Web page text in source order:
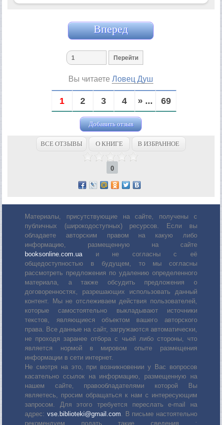
Вперед
Вы читаетеЛовец Душ
1 2 3 4 » ... 69
Добавить отзыв
ВСЕ ОТЗЫВЫ О КНИГЕ В ИЗБРАННОЕ
0
Материалы, присутствующие на сайте, получены с
публичных (широкодоступных) ресурсов. Если вы
обладаете авторским правом на какую либо
информацию, размещенную на сайте
booksonline.com.uaи не согласны с её
общедоступностью в будущем, то мы согласны
рассмотреть предложения по удалению определенного
материала, а также обсудить предложения о
договоренностях, разрешающих использовать данный
контент. Мы не отслеживаем действия пользователей,
которые самостоятельно выкладывают источники
текстов, являющиеся объектом вашего авторского
права. Все данные на сайт, загружаются автоматически,
не проходя заранее отбора с чьей либо стороны, что
является нормой в мировом опыте размещения
информации в сети интернет.
Не смотря на это, при возникновении у Вас вопросов
касательно ссылок на информацию, размещенную на
нашем сайте, правообладателями которой Вы
являетесь, просим обращаться к нам с интересующим
запросом. Для этого требуется переслать е-mail на
адрес: vse.biblioteki@gmail.com. В письме настоятельно
рекомендуем подать такие сведения :